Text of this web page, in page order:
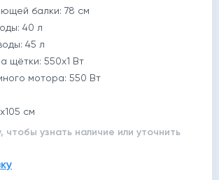
балки: 78 cм
40 л
45 л
щётки: 550x1 Вт
мотора: 550 Вт
см
чтобы узнать наличие или уточнить